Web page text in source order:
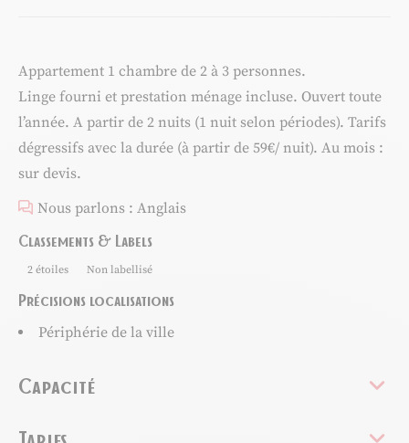
Appartement 1 chambre de 2 à 3 personnes.
Linge fourni et prestation ménage incluse. Ouvert toute
l’année. A partir de 2 nuits (1 nuit selon périodes). Tarifs
dégressifs avec la durée (à partir de 59€/ nuit). Au mois :
sur devis.
Nous parlons : Anglais
Classements & Labels
2 étoiles Non labellisé
Précisions localisations
Périphérie de la ville
Capacité
Tarifs